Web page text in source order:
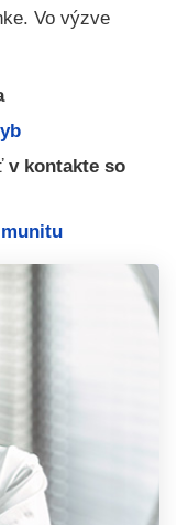
Vo výzve
v kontakte so